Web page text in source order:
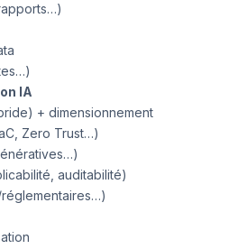
IA
+ dimensionnement
Zero Trust…)
auditabilité)